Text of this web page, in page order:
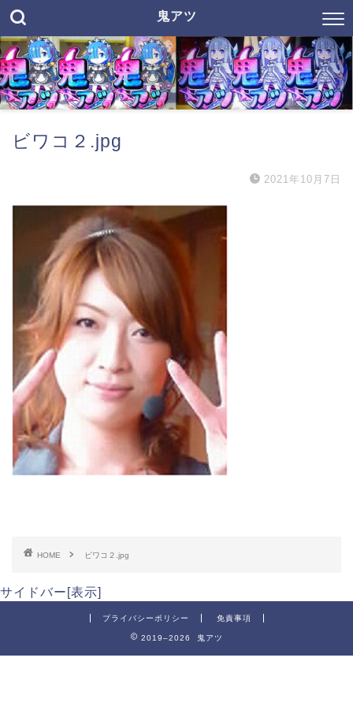
鬼アツ
ビワコ２.jpg
2021年10月7日
HOME ビワコ２.jpg
サイドバー[表示]
プライバシーポリシー 免責事項
2019–2026 鬼アツ